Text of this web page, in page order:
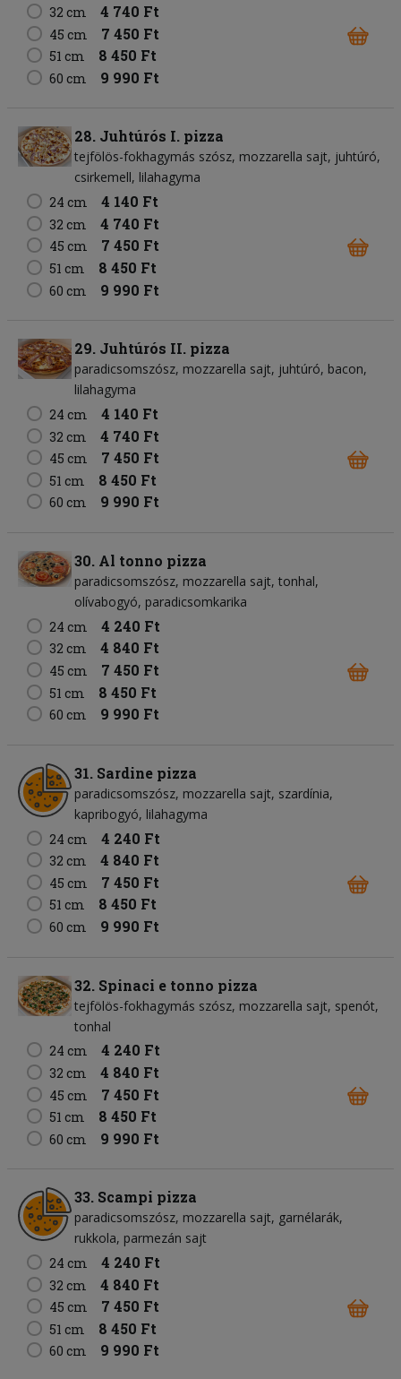
32 cm 4 740 Ft
45 cm 7 450 Ft
51 cm 8 450 Ft
60 cm 9 990 Ft
28. Juhtúrós I. pizza
tejfölös-fokhagymás szósz mozzarella sajt juhtúró
csirkemell lilahagyma
24 cm
4 140 Ft
32 cm 4 740 Ft
45 cm 7 450 Ft
51 cm 8 450 Ft
60 cm 9 990 Ft
29. Juhtúrós II. pizza
paradicsomszósz mozzarella sajt juhtúró bacon
lilahagyma
24 cm
4 140 Ft
32 cm 4 740 Ft
45 cm 7 450 Ft
51 cm 8 450 Ft
60 cm 9 990 Ft
30. Al tonno pizza
paradicsomszósz mozzarella sajt tonhal
olívabogyó paradicsomkarika
24 cm
4 240 Ft
32 cm 4 840 Ft
45 cm 7 450 Ft
51 cm 8 450 Ft
60 cm 9 990 Ft
31. Sardine pizza
paradicsomszósz mozzarella sajt szardínia
kapribogyó lilahagyma
24 cm
4 240 Ft
32 cm 4 840 Ft
45 cm 7 450 Ft
51 cm 8 450 Ft
60 cm 9 990 Ft
32. Spinaci e tonno pizza
tejfölös-fokhagymás szósz mozzarella sajt spenót
tonhal
24 cm
4 240 Ft
32 cm 4 840 Ft
45 cm 7 450 Ft
51 cm 8 450 Ft
60 cm 9 990 Ft
33. Scampi pizza
paradicsomszósz mozzarella sajt garnélarák
rukkola parmezán sajt
24 cm
4 240 Ft
32 cm 4 840 Ft
45 cm 7 450 Ft
51 cm 8 450 Ft
60 cm 9 990 Ft